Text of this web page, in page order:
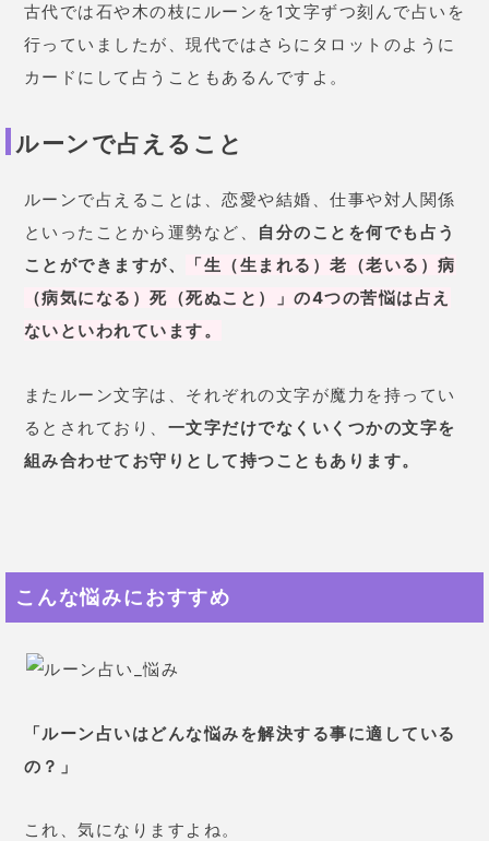
古代では石や木の枝にルーンを1文字ずつ刻んで占いを
行っていましたが、現代ではさらにタロットのように
カードにして占うこともあるんですよ。
ルーンで占えること
ルーンで占えることは、恋愛や結婚、仕事や対人関係
といったことから運勢など、
自分のことを何でも占う
ことができますが、
「生（生まれる）老（老いる）病
（病気になる）死（死ぬこと）」の4つの苦悩は占え
ないといわれています。
またルーン文字は、それぞれの文字が魔力を持ってい
るとされており、 一文字だけでなくいくつかの文字を
組み合わせてお守りとして持つこともあります。
こんな悩みにおすすめ
「ルーン占いはどんな悩みを解決する事に適している
の？」
これ、気になりますよね。